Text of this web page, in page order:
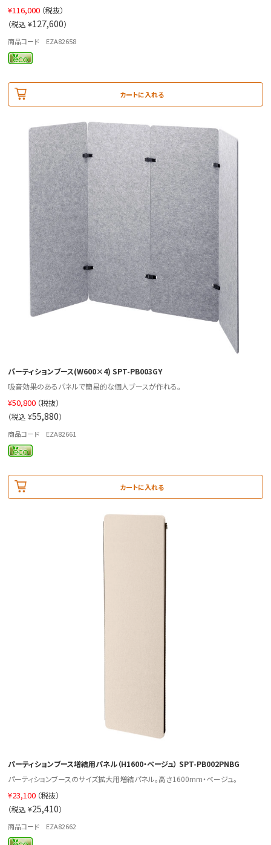
¥116,000 （税抜）
（税込 ¥127,600）
商品コード EZA82658
カートに入れる
パーティションブース(W600×4) SPT-PB003GY
吸音効果のあるパネルで簡易的な個人ブースが作れる。
¥50,800 （税抜）
（税込 ¥55,880）
商品コード EZA82661
カートに入れる
パーティションブース増結用パネル（H1600・ベージュ） SPT-PB002PNBG
パーティションブースのサイズ拡大用増結パネル。高さ1600mm・ベージュ。
¥23,100 （税抜）
（税込 ¥25,410）
商品コード EZA82662